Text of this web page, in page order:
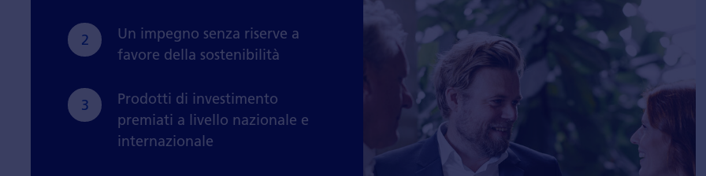
2
Un impegno senza riserve a
favore della sostenibilità
3
Prodotti di investimento
premiati a livello nazionale e
internazionale